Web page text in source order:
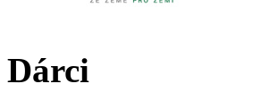
Dárci